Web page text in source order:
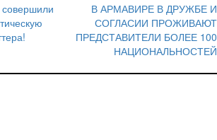
В АРМАВИРЕ В ДРУЖБЕ И
СОГЛАСИИ ПРОЖИВАЮТ
ПРЕДСТАВИТЕЛИ БОЛЕЕ 100
НАЦИОНАЛЬНОСТЕЙ